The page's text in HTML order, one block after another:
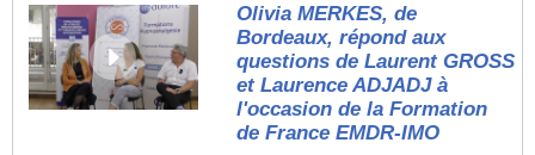
Olivia MERKES, de
Bordeaux, répond aux
questions de Laurent GROSS
et Laurence ADJADJ à
l'occasion de la Formation
de France EMDR-IMO